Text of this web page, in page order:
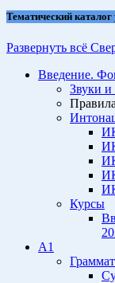
Тематический
Развернуть всё
Введение.
Звуки
Курсы
A1